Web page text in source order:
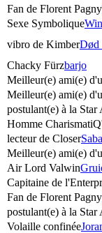
Fan de Florent Pagny
Sexe Symbolique
vibro de KimberDød
Chacky Fürzbarjo
Meilleur(e) ami(e)
Meilleur(e) ami(e)
postulant(e) à la Star
Homme
lecteur de Closer
Meilleur(e) ami(e)
Air Lord Valwin
Capitaine de
Fan de Florent Pagny
postulant(e) à la Star
Volaille confinée